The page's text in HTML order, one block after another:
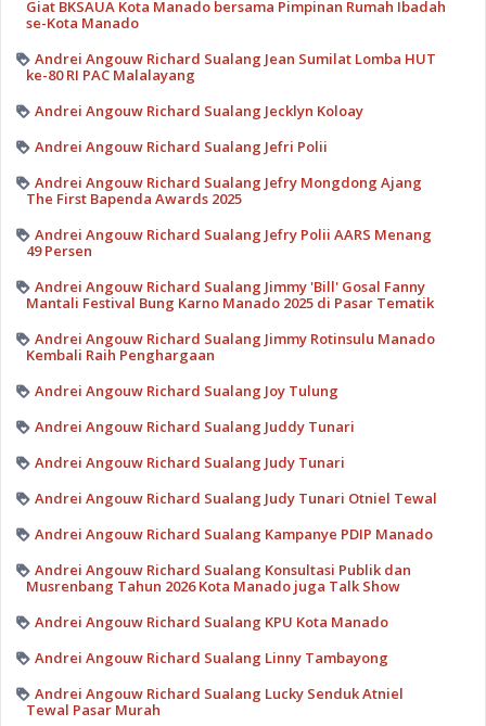
Giat BKSAUA Kota Manado bersama Pimpinan Rumah Ibadah
se-Kota Manado
Andrei Angouw Richard Sualang Jean Sumilat Lomba HUT
ke-80 RI PAC Malalayang
Andrei Angouw Richard Sualang Jecklyn Koloay
Andrei Angouw Richard Sualang Jefri Polii
Andrei Angouw Richard Sualang Jefry Mongdong Ajang
The First Bapenda Awards 2025
Andrei Angouw Richard Sualang Jefry Polii AARS Menang
49 Persen
Andrei Angouw Richard Sualang Jimmy 'Bill' Gosal Fanny
Mantali Festival Bung Karno Manado 2025 di Pasar Tematik
Andrei Angouw Richard Sualang Jimmy Rotinsulu Manado
Kembali Raih Penghargaan
Andrei Angouw Richard Sualang Joy Tulung
Andrei Angouw Richard Sualang Juddy Tunari
Andrei Angouw Richard Sualang Judy Tunari
Andrei Angouw Richard Sualang Judy Tunari Otniel Tewal
Andrei Angouw Richard Sualang Kampanye PDIP Manado
Andrei Angouw Richard Sualang Konsultasi Publik dan
Musrenbang Tahun 2026 Kota Manado juga Talk Show
Andrei Angouw Richard Sualang KPU Kota Manado
Andrei Angouw Richard Sualang Linny Tambayong
Andrei Angouw Richard Sualang Lucky Senduk Atniel
Tewal Pasar Murah